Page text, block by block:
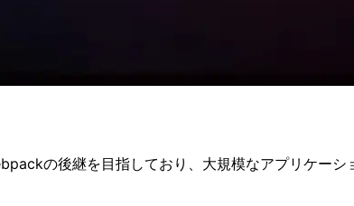
の後継を目指しており、大規模なアプリケーシ